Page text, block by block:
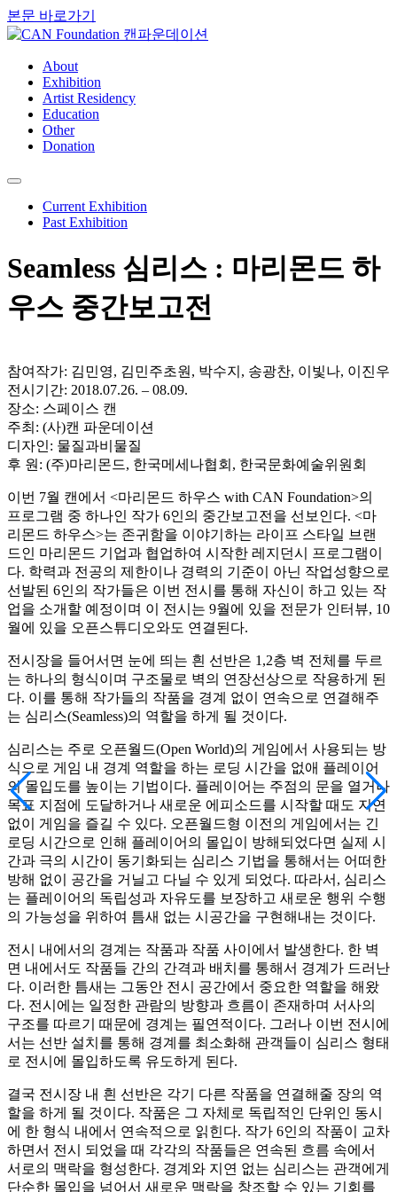
본문 바로가기
About
Exhibition
Artist Residency
Education
Other
Donation
Current Exhibition
Past Exhibition
Seamless 심리스 : 마리몬드 하
우스 중간보고전
참여작가: 김민영, 김민주초원, 박수지, 송광찬, 이빛나, 이진우
전시기간: 2018.07.26. – 08.09.
장소: 스페이스 캔
주최: (사)캔 파운데이션
디자인: 물질과비물질
후 원: (주)마리몬드, 한국메세나협회, 한국문화예술위원회
이번 7월 캔에서 <마리몬드 하우스 with CAN Foundation>의
프로그램 중 하나인 작가 6인의 중간보고전을 선보인다. <마
리몬드 하우스>는 존귀함을 이야기하는 라이프 스타일 브랜
드인 마리몬드 기업과 협업하여 시작한 레지던시 프로그램이
다. 학력과 전공의 제한이나 경력의 기준이 아닌 작업성향으로
선발된 6인의 작가들은 이번 전시를 통해 자신이 하고 있는 작
업을 소개할 예정이며 이 전시는 9월에 있을 전문가 인터뷰, 10
월에 있을 오픈스튜디오와도 연결된다.
전시장을 들어서면 눈에 띄는 흰 선반은 1,2층 벽 전체를 두르
는 하나의 형식이며 구조물로 벽의 연장선상으로 작용하게 된
다. 이를 통해 작가들의 작품을 경계 없이 연속으로 연결해주
는 심리스(Seamless)의 역할을 하게 될 것이다.
심리스는 주로 오픈월드(Open World)의 게임에서 사용되는 방
식으로 게임 내 경계 역할을 하는 로딩 시간을 없애 플레이어
의 몰입도를 높이는 기법이다. 플레이어는 주점의 문을 열거나
목표 지점에 도달하거나 새로운 에피소드를 시작할 때도 지연
없이 게임을 즐길 수 있다. 오픈월드형 이전의 게임에서는 긴
로딩 시간으로 인해 플레이어의 몰입이 방해되었다면 실제 시
간과 극의 시간이 동기화되는 심리스 기법을 통해서는 어떠한
방해 없이 공간을 거닐고 다닐 수 있게 되었다. 따라서, 심리스
는 플레이어의 독립성과 자유도를 보장하고 새로운 행위 수행
의 가능성을 위하여 틈새 없는 시공간을 구현해내는 것이다.
전시 내에서의 경계는 작품과 작품 사이에서 발생한다. 한 벽
면 내에서도 작품들 간의 간격과 배치를 통해서 경계가 드러난
다. 이러한 틈새는 그동안 전시 공간에서 중요한 역할을 해왔
다. 전시에는 일정한 관람의 방향과 흐름이 존재하며 서사의
구조를 따르기 때문에 경계는 필연적이다. 그러나 이번 전시에
서는 선반 설치를 통해 경계를 최소화해 관객들이 심리스 형태
로 전시에 몰입하도록 유도하게 된다.
결국 전시장 내 흰 선반은 각기 다른 작품을 연결해줄 장의 역
할을 하게 될 것이다. 작품은 그 자체로 독립적인 단위인 동시
에 한 형식 내에서 연속적으로 읽힌다. 작가 6인의 작품이 교차
하면서 전시 되었을 때 각각의 작품들은 연속된 흐름 속에서
서로의 맥락을 형성한다. 경계와 지연 없는 심리스는 관객에게
단순한 몰입을 넘어서 새로운 맥락을 창조할 수 있는 기회를